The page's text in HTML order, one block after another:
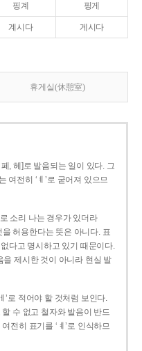
핑계 핑게
계시다 게시다
휴게실(休憩室)
페, 헤]로 발음되는 일이 있다. 그
여전히 ‘ㅖ’로 굳어져 있으므
로 소리 나는 경우가 있더라
을 허용한다는 뜻은 아니다. 표
다고 명시하고 있기 때문이다.
을 제시한 것이 아니라 현실 발
’로 적어야 할 것처럼 보인다.
할 수 없고 철자와 발음이 반드
전히 표기를 ‘ㅖ’로 인식하므